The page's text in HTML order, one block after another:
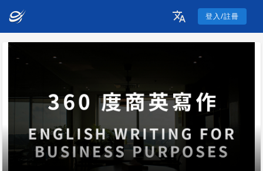
登入/註冊